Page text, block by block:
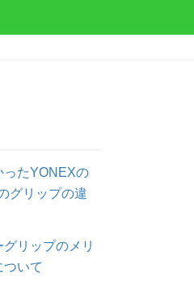
ったYONEXの
グリップの違
リップのメリ
ついて